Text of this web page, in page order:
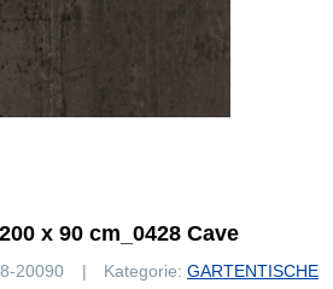
x 90 cm_0428 Cave
20090 Kategorie: GARTENTISCHE